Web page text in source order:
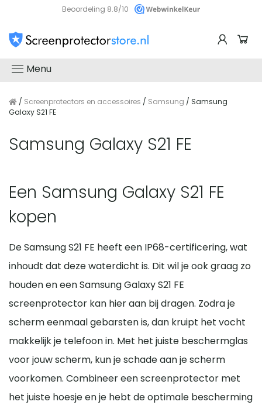
Beoordeling 8.8/10
Menu
/ Screenprotectors en accessoires / Samsung / Samsung
Galaxy S21 FE
Samsung Galaxy S21 FE
Een Samsung Galaxy S21 FE
kopen
De Samsung S21 FE heeft een IP68-certificering, wat
inhoudt dat deze waterdicht is. Dit wil je ook graag zo
houden en een Samsung Galaxy S21 FE
screenprotector kan hier aan bij dragen. Zodra je
scherm eenmaal gebarsten is, dan kruipt het vocht
makkelijk je telefoon in. Met het juiste beschermglas
voor jouw scherm, kun je schade aan je scherm
voorkomen. Combineer een screenprotector met
het juiste hoesje en je hebt de optimale bescherming